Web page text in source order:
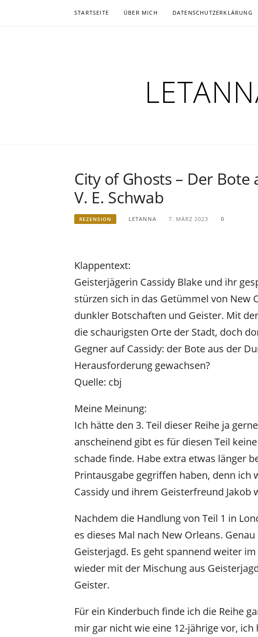
STARTSEITE ÜBER MICH DATENSCHUTZERKLÄRUNG
City of Ghosts – Der
V. E. Schwab
REZENSION LETANNA 7. MÄRZ 2023 0
Klappentext:
Geisterjägerin Cassidy Blake und ihr
stürzen sich in das Getümmel von New
dunkler Botschaften und Geister. Mit
die schaurigsten Orte der Stadt, doch
Gegner auf Cassidy: der Bote aus der
Herausforderung gewachsen?
Quelle: cbj
Meine Meinung:
Ich hätte den 3. Teil dieser Reihe ja
anscheinend gibt es für diesen Teil
schade finde. Habe extra etwas länger
Printausgabe gegriffen haben, denn
Cassidy und ihrem Geisterfreund Jakob
Nachdem die Handlung von Teil 1 in
es dieses Mal nach New Orleans.
Geisterjagd. Es geht spannend weiter
wieder mit der Mischung aus
Geister.
Für ein Kinderbuch finde ich die Reihe
mir gar nicht wie eine 12-jährige vor,